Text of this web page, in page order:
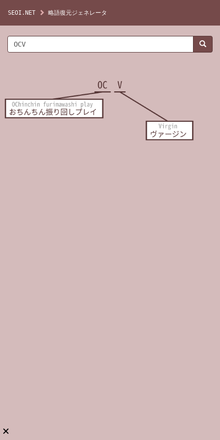
SEOI.NET 略語復元ジェネレータ